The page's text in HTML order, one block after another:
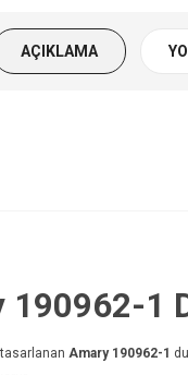
AÇIKLAMA
190962-1
Amary 190962-1